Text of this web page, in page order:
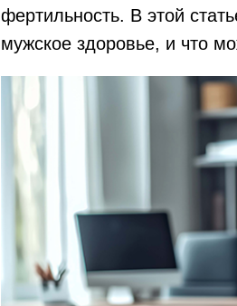
фертильность. В этой
мужское здоровье, и что